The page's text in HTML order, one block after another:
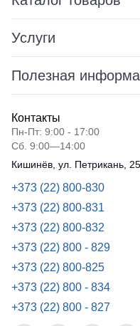
Услуги
Полезная
Контакты
Пн-Пт: 9:00 - 17:00
Сб. 9:00—14:00
Кишинёв, ул. Петрикань, 25
+373 (22) 800-830
+373 (22) 800-831
+373 (22) 800-832
+373 (22) 800 - 829
+373 (22) 800-825
+373 (22) 800 - 834
+373 (22) 800 - 827